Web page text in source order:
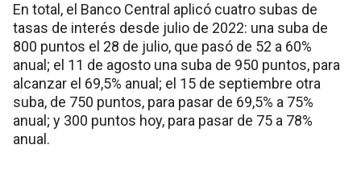
En total, el Banco Central aplicó cuatro subas de
tasas de interés desde julio de 2022: una suba de
800 puntos el 28 de julio, que pasó de 52 a 60%
anual; el 11 de agosto una suba de 950 puntos, para
alcanzar el 69,5% anual; el 15 de septiembre otra
suba, de 750 puntos, para pasar de 69,5% a 75%
anual; y 300 puntos hoy, para pasar de 75 a 78%
anual.